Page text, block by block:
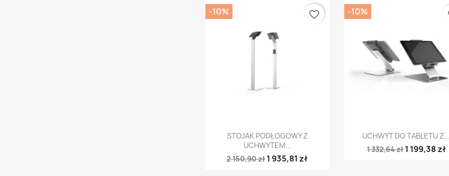
Szybki podgląd
STOJAK PODŁOGOWY Z
UCHWYTEM...
2 150,90 zł1 935,81 zł
-10% favorite_border
Szybki podgląd
UCHWYT DO TABLETU Z...
1 332,64 zł 1 199,38 zł
-10%